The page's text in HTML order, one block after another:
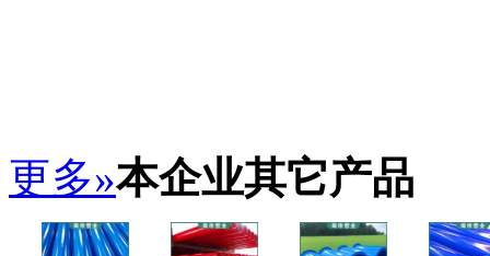
更多»本企业其它产品